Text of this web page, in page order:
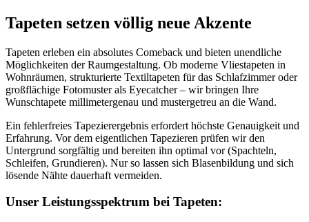
Tapeten setzen völlig neue Akzente
Tapeten erleben ein absolutes Comeback und bieten unendliche
Möglichkeiten der Raumgestaltung. Ob moderne Vliestapeten in
Wohnräumen, strukturierte Textiltapeten für das Schlafzimmer oder
großflächige Fotomuster als Eyecatcher – wir bringen Ihre
Wunschtapete millimetergenau und mustergetreu an die Wand.
Ein fehlerfreies Tapezierergebnis erfordert höchste Genauigkeit und
Erfahrung. Vor dem eigentlichen Tapezieren prüfen wir den
Untergrund sorgfältig und bereiten ihn optimal vor (Spachteln,
Schleifen, Grundieren). Nur so lassen sich Blasenbildung und sich
lösende Nähte dauerhaft vermeiden.
Unser Leistungsspektrum bei Tapeten: